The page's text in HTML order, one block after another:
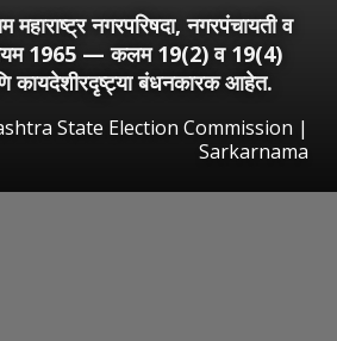
महाराष्ट्र नगरपरिषदा, नगरपंचायती व
1965 — कलम 19(2) व 19(4)
कायदेशीरदृष्ट्या बंधनकारक आहेत.
State Election Commission |
Sarkarnama